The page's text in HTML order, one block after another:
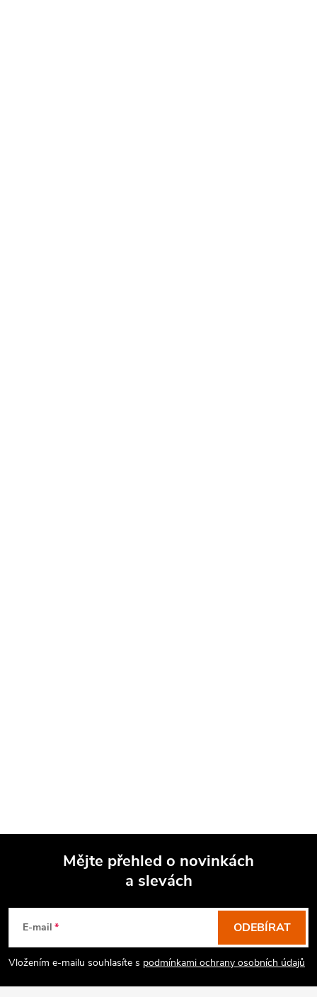
Mějte přehled o novinkách
a slevách
E-mail
Vložením e-mailu souhlasíte s podmínkami ochrany osobních údajů
ODEBÍRAT